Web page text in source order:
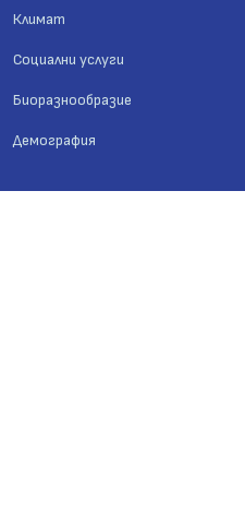
Климат
Социални услуги
Биоразнообразие
Демография